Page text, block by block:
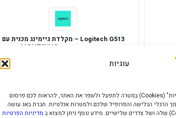
עוגיות
האתר עושה שימוש ב "עוגיות" (Cookies) במטרה לתפעל ולשפר את האתר, להראות לכם פרסום
הרגלי הגלישה והפרופיל שלכם ולמטרות אנלטיות. חברת באג עושה
מדיניות הפרטיות
Logitech G513 – מקלדת גיימינג מכנית עם
במלאי